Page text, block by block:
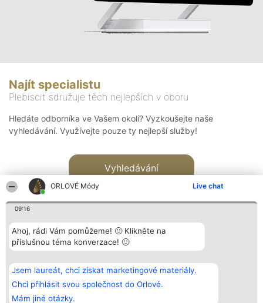
ORLOVÉ Módy Live chat
09:16
Ahoj, rádi Vám pomůžeme! 🙂 Klikněte na
příslušnou téma konverzace! 🙂
Jsem laureát, chci získat marketingové materiály.
Chci přihlásit svou společnost do Orlové.
Mám jiné otázky.
Najít specialistu
Plebiscit sdružuje těch nejlepších v oboru
Hledáte odborníka ve Vašem okolí? Vyzkoušejte naše
vyhledávání. Využívejte pouze ty nejlepší služby!
Vyhledávání
Bright Side Solutions sp. z o.
o. sp. k.
ul. Ruska 22
Wrocław 50-079
KRS 0000749100 | Regon
Vítězové
Seznam všech
laureátů
Zásady
Kontakt